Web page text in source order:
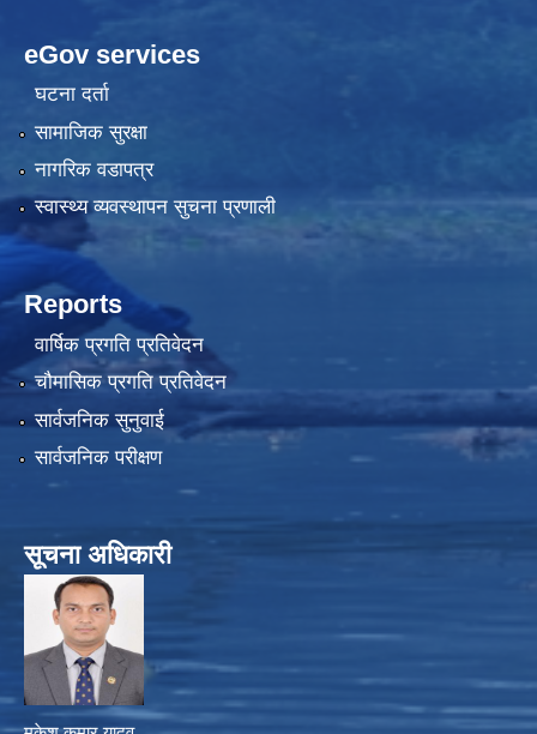
eGov services
घटना दर्ता
सामाजिक सुरक्षा
नागरिक वडापत्र
स्वास्थ्य व्यवस्थापन सुचना प्रणाली
Reports
वार्षिक प्रगति प्रतिवेदन
चौमासिक प्रगति प्रतिवेदन
सार्वजनिक सुनुवाई
सार्वजनिक परीक्षण
सूचना अधिकारी